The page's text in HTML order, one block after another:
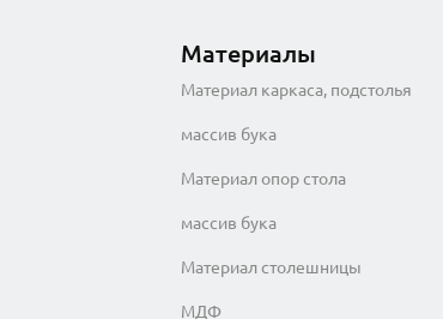
Материалы
Материал каркаса, подстолья
массив бука
Материал опор стола
массив бука
Материал столешницы
МДФ